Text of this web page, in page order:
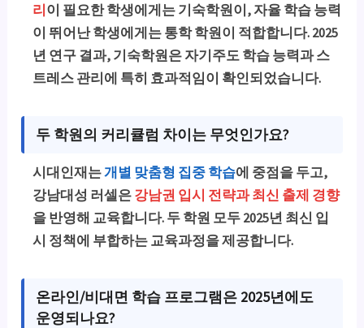
리 이 필요한 학생에게는 기숙학원이, 자율 학습 능력
이 뛰어난 학생에게는 통학 학원이 적합합니다. 2025
년 연구 결과, 기숙학원은 자기주도 학습 능력과 스
트레스 관리에 특히 효과적임이 확인되었습니다.
두 학원의 커리큘럼 차이는 무엇인가요?
시대인재는개별 맞춤형 집중 학습에 중점을 두고,
강남대성 러셀은강남권 입시 전략과 최신 출제 경향
을 반영해 교육합니다. 두 학원 모두 2025년 최신 입
시 정책에 부합하는 교육과정을 제공합니다.
온라인/비대면 학습 프로그램은 2025년에도
운영되나요?